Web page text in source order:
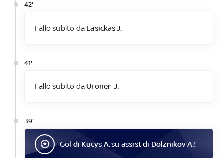
42'
Fallo subito da Lasickas J.
41'
Fallo subito daUronen J.
39'
Gol di Kucys A.su assist di Dolznikov A.!